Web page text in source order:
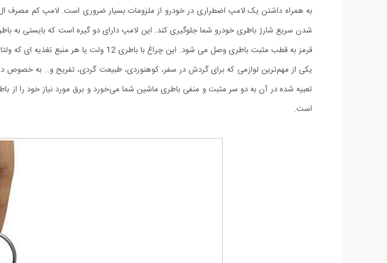
به همراه داشتن یک لامپ اضطراری در خودرو از ملزومات بسیار ضروری است. لامپ کم مصرف ال
شدن سریع شارژ باطری خودرو شما جلوگیری کند. این لامپ دارای دو گیره است که بایستی به
قرمز به قطب مثبت باطری وصل می شود. این چراغ با باطری 12 ولت یا هر منبع تغذیه ای که ولتاژ 12 ولت دی سی تامین بکند می تواند کار بکند. طول کابل این محصول 135 سانتی متر است.
یکی از مهم‌ترین لوازمی که برای گردش در سفر، کوهنوردی، طبیعت گردی، تفریح و… به خصوص
است.